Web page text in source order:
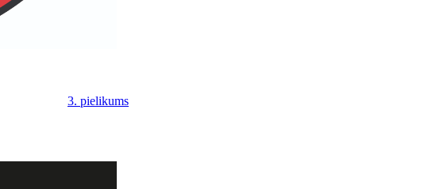
3. pielikums